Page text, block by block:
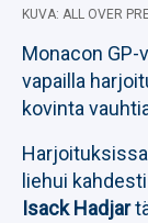
KUVA: ALL OVER
Monacon
vapailla
kovinta
liehui
Isack Hadjar